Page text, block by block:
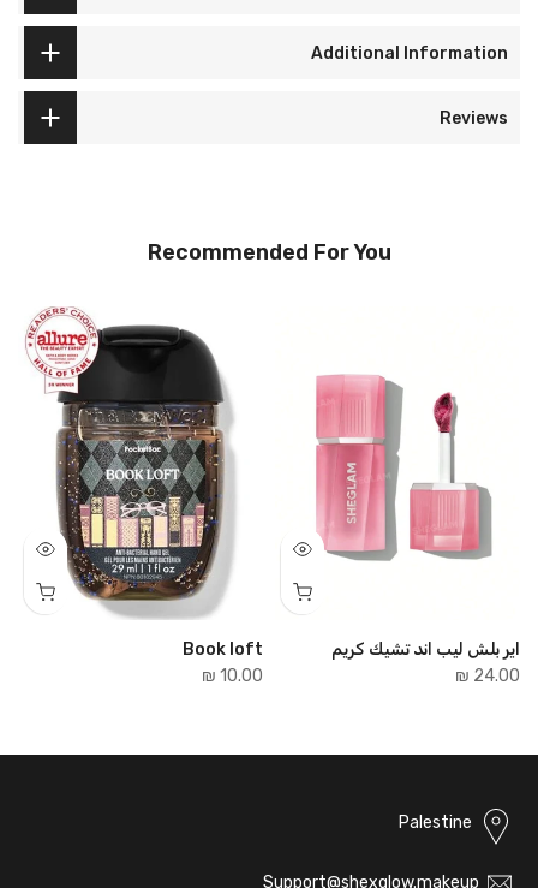
Additional Information
Reviews
Recommended For You
اير بلش ليب اند تشيك كريم
24.00 ₪
Book loft
10.00 ₪
Palestine
Support@shexglow.makeup